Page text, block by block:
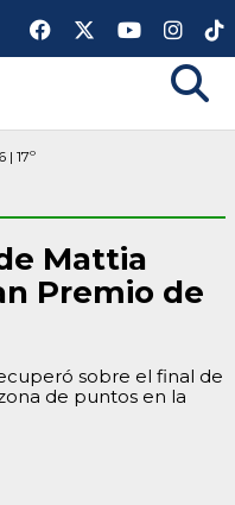
| 17º
Mattia
Premio de
sobre el final de
de puntos en la